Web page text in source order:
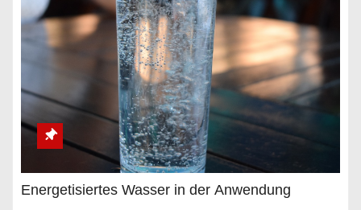
Energetisiertes Wasser in der Anwendung